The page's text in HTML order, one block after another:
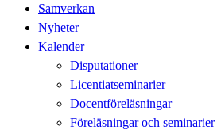
Samverkan
Nyheter
Kalender
Disputationer
Licentiatseminarier
Docentföreläsningar
Föreläsningar och seminarier